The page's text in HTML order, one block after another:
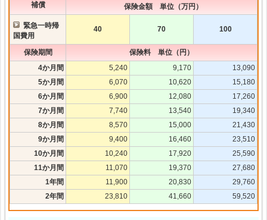
補償 保険金額 単位（万円）
緊急一時帰
国費用
40 70 100
保険期間
保険料 単位（円）
4か月間
5,240 9,170
13,090
5か月間
6,070 10,620
15,180
6か月間
6,900 12,080
17,260
7か月間
7,740 13,540
19,340
8か月間
8,570 15,000
21,430
9か月間
9,400 16,460
23,510
10か月間
10,240 17,920
25,590
11か月間
11,070 19,370
27,680
1年間
11,900 20,830
29,760
2年間
23,810 41,660 59,520